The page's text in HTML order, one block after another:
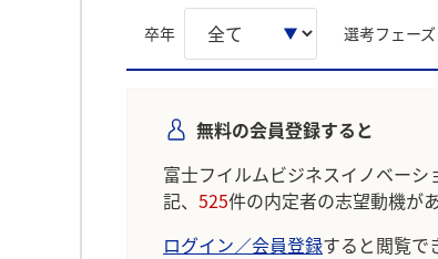
内定承諾した学生は、「インターンシ
ています。一方内定を辞退した学生は
由としています。
「自己分析と企業研究を並行して進め
学生の声を就職活動の参考にしまし
※AIを使用し、過去3年間のユーザー投稿
卒年 選考フェーズ
無料の会員登録すると
富士フイルムビジネスイノベーシ
記、 525件の内定者の志望動機があ
ログイン／会員登録すると閲覧で